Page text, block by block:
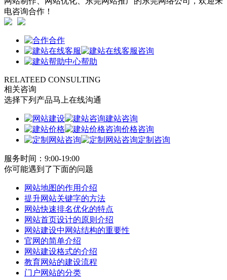
电咨询合作！
合作
咨询
帮助
RELATEED CONSULTING
相关咨询
选择下列产品马上在线沟通
建站咨询
价格咨询
定制咨询
服务时间：9:00-19:00
你可能遇到了下面的问题
网站地图的作用介绍
提升网站关键字的方法
网站快速排名优化的特点
网站首页设计的原则介绍
网站建设中网站结构的重要性
官网的简单介绍
网站建设格式的介绍
教育网站的建设流程
门户网站的分类